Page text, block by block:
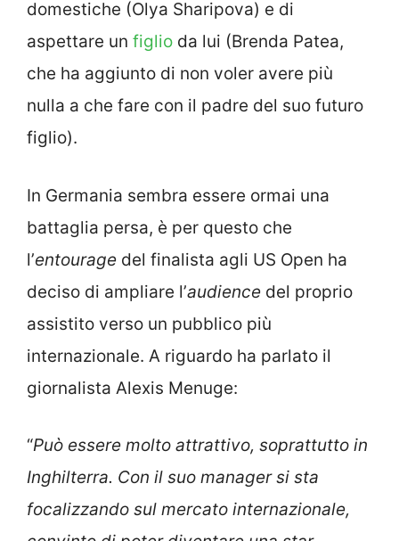
domestiche (Olya Sharipova) e di
aspettare un figlio da lui (Brenda Patea,
che ha aggiunto di non voler avere più
nulla a che fare con il padre del suo futuro
figlio).
In Germania sembra essere ormai una
battaglia persa, è per questo che
l’entourage del finalista agli US Open ha
deciso di ampliare l’audience del proprio
assistito verso un pubblico più
internazionale. A riguardo ha parlato il
giornalista Alexis Menuge:
“Può essere molto attrattivo, soprattutto in
Inghilterra. Con il suo manager si sta
focalizzando sul mercato internazionale,